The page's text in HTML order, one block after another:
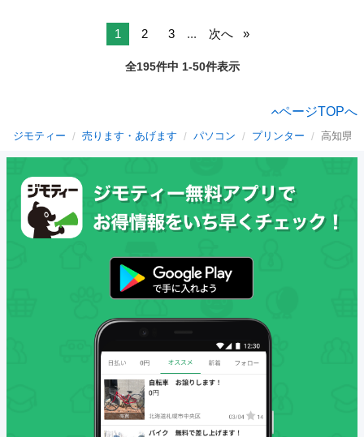
1 2 3 ... 次へ
全195件中 1-50件表示
ページTOPへ
ジモティー 売ります・あげます パソコン プリンター 高知県